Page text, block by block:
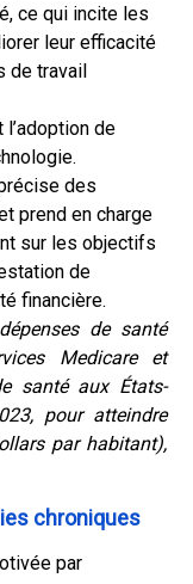
ce qui incite les
leur efficacité
de travail
de
des
prend en charge
sur les objectifs
de
financière.
de santé
Medicare et
santé aux États-
pour atteindre
par habitant),
chroniques
par